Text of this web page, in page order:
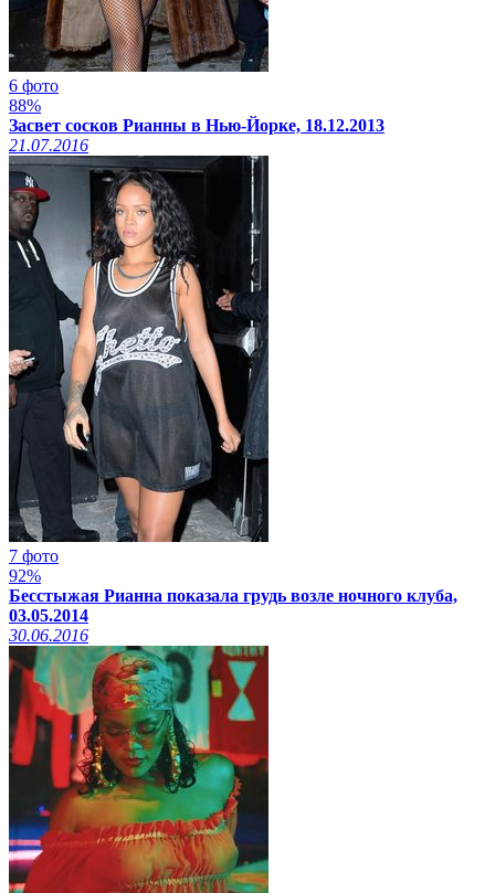
6 фото
88%
Засвет сосков Рианны в Нью-Йорке, 18.12.2013
21.07.2016
7 фото
92%
Бесстыжая Рианна показала грудь возле ночного клуба,
03.05.2014
30.06.2016